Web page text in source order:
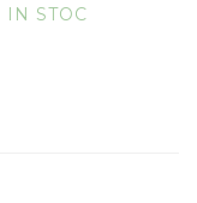
IN STOC